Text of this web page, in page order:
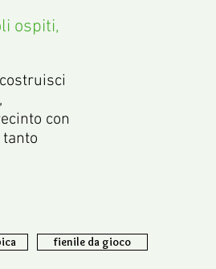
ospiti,
con
fienile da gioco